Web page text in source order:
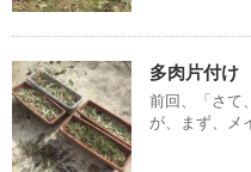
多肉片付け
前回、「さて
が、まず、メ